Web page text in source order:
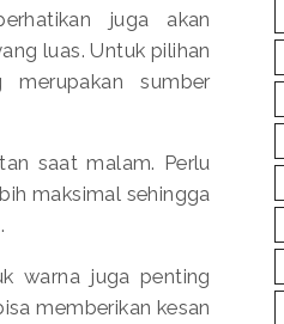
juga akan
luas. Untuk pilihan
sumber
saat malam. Perlu
maksimal sehingga
warna juga penting
memberikan kesan